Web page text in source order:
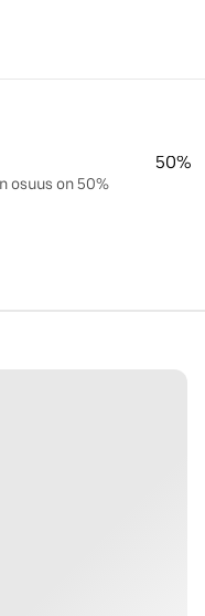
osuus on 50%
50%